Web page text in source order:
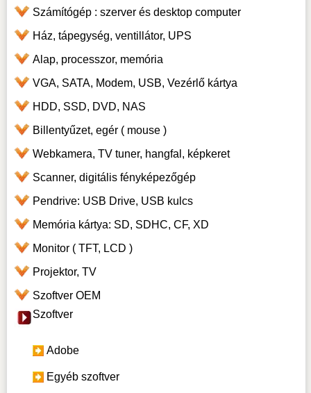
Számítógép : szerver és desktop computer
Ház, tápegység, ventillátor, UPS
Alap, processzor, memória
VGA, SATA, Modem, USB, Vezérlő kártya
HDD, SSD, DVD, NAS
Billentyűzet, egér ( mouse )
Webkamera, TV tuner, hangfal, képkeret
Scanner, digitális fényképezőgép
Pendrive: USB Drive, USB kulcs
Memória kártya: SD, SDHC, CF, XD
Monitor ( TFT, LCD )
Projektor, TV
Szoftver OEM
Szoftver
Adobe
Egyéb szoftver